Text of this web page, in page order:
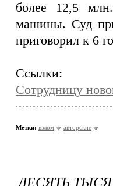
более 12,5
машины. Суд
приговорил к 6
Ссылки:
Сотрудницу
Метки: взлом авторские
ДЕСЯТЬ